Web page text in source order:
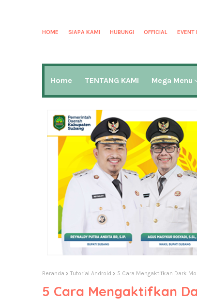
HOME SIAPA KAMI HUBUNGI OFFICIAL EVENT
Home TENTANG KAMI Mega Menu
Beranda Tutorial Android 5 Cara Mengaktifkan Dark
5 Cara Mengaktifkan